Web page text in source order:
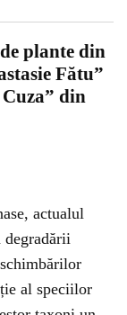
plante din
Fătu”
din
actualul
degradării
al speciilor